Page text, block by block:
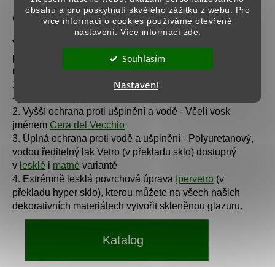
obsahu a pro poskytnutí skvělého zážitku z webu. Pro
více informací o cookies používáme otevřené
nastavení. Více informací zde
Souhlasím
Nastavení
Ochrana povrchu:
V závislosti na požadované omyvatelnosti a odolnosti
povrchu můžete alternativně zvolit jeden z následujících
materiálů:
1. Ochrana proti ušpinění a částečně proti vodě
-
2. Vyšší ochrana proti ušpinění a vodě - Včelí vosk
jménem Cera del Vecchio
3. Úplná ochrana proti vodě a ušpinění - Polyuretanový,
vodou ředitelný lak Vetro (v překladu sklo) dostupný
v lesklé i matné variantě
4. Extrémně lesklá povrchová úprava Ipervetro (v
překladu hyper sklo), kterou můžete na všech našich
dekorativních materiálech vytvořit skleněnou glazuru.
Katalog